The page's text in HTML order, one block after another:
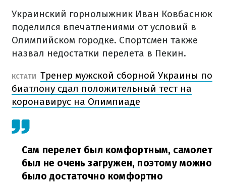
Украинский горнолыжник Иван Ковбаснюк
поделился впечатлениями от условий в
Олимпийском городке. Спортсмен также
назвал недостатки перелета в Пекин.
КСТАТИ Тренер мужской сборной Украины по
биатлону сдал положительный тест на
коронавирус на Олимпиаде
Сам перелет был комфортным, самолет
был не очень загружен, поэтому можно
было достаточно комфортно